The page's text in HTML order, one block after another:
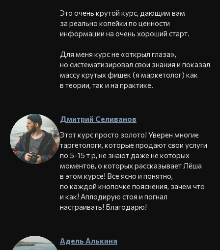
Это очень крутой курс, дающим вам
за реально копейки по ценности
информации на очень хороший старт.
Для меня курс не «открыл глаза»,
но систематизировал свои знания и показал
массу крутых фишек (я маркетолог) как
в теории, так и на практике.
Дмитрий Селиванов
Этот курс просто золото! Уверен многие
таргетологи, которые продают свои услуги
по 5-15 т р, не знают даже не которых
моментов, о которых рассказывает Лёша
в этом курсе! Все ясно и понятно,
по каждой кнопочке пояснения, зачем что
и как! Аплодирую стоя и погнал
настраивать! Благодарю!
Адель Алькина